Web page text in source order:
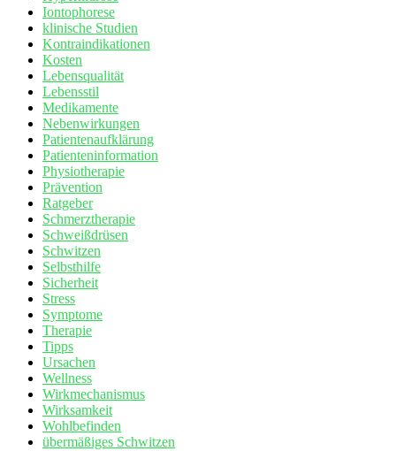
Iontophorese
klinische Studien
Kontraindikationen
Kosten
Lebensqualität
Lebensstil
Medikamente
Nebenwirkungen
Patientenaufklärung
Patienteninformation
Physiotherapie
Prävention
Ratgeber
Schmerztherapie
Schweißdrüsen
Schwitzen
Selbsthilfe
Sicherheit
Stress
Symptome
Therapie
Tipps
Ursachen
Wellness
Wirkmechanismus
Wirksamkeit
Wohlbefinden
übermäßiges Schwitzen